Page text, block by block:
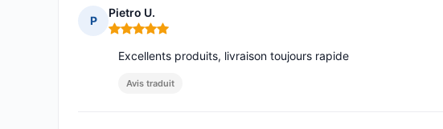
P
Pietro U.
Note : 5 sur 5
Excellents produits, livraison toujours rapide
Avis traduit